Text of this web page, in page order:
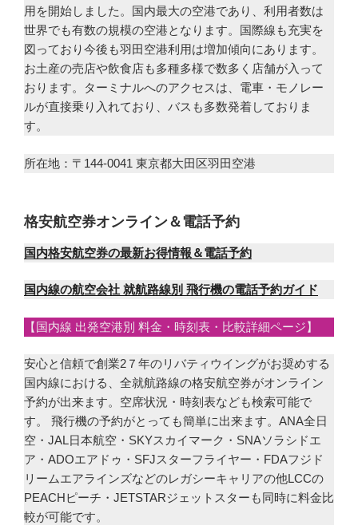
用を開始しました。国内最大の空港であり、利用者数は
世界でも有数の規模の空港となります。国際線も充実を
図っており今後も羽田空港利用は増加傾向にあります。
お土産の売店や飲食店も多種多様で数多く店舗が入って
おります。ターミナルへのアクセスは、電車・モノレー
ルが直接乗り入れており、バスも多数発着しておりま
す。
所在地：〒144-0041 東京都大田区羽田空港
格安航空券オンライン＆電話予約
国内格安航空券の最新お得情報＆電話予約
国内線の航空会社 就航路線別 飛行機の電話予約ガイド
【国内線 出発空港別 料金・時刻表・比較詳細ページ】
安心と信頼で創業2７年のリバティウイングがお奨めする
国内線における、全就航路線の格安航空券がオンライン
予約が出来ます。空席状況・時刻表なども検索可能で
す。 飛行機の予約がとっても簡単に出来ます。ANA全日
空・JAL日本航空・SKYスカイマーク・SNAソラシドエ
ア・ADOエアドゥ・SFJスターフライヤー・FDAフジド
リームエアラインズなどのレガシーキャリアの他LCCの
PEACHピーチ・JETSTARジェットスターも同時に料金比
較が可能です。